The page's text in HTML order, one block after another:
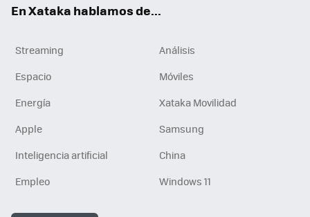
En Xataka hablamos de...
Streaming
Análisis
Espacio
Móviles
Energía
Xataka Movilidad
Apple
Samsung
Inteligencia artificial
China
Empleo
Windows 11